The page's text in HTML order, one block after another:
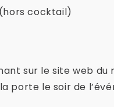
cocktail)
sur le site web du
porte le soir de